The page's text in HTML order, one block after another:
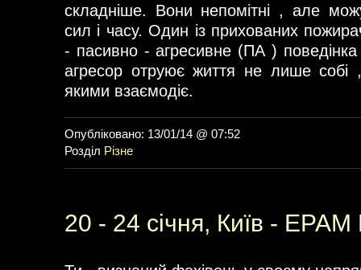
складніше. Вони непомітні , але
сил і часу. Один із прихованих
- пасивно - агресивне (ПА )
агресор отруює життя не лише
якими взаємодіє.
Опубліковано: 13/01/14 @ 07:52
Розділ Різне
20 - 24 січня, Київ -